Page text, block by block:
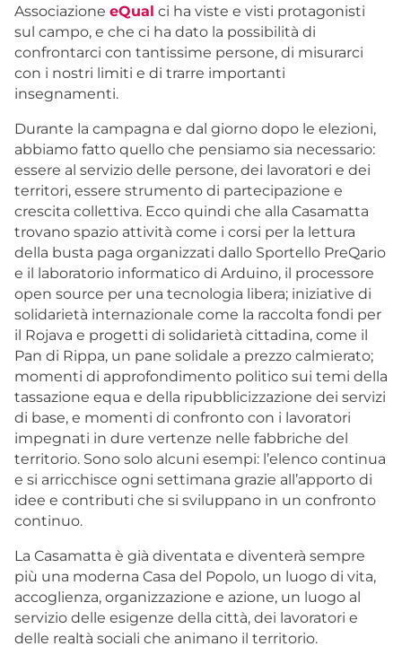
Associazione eQual ci ha viste e visti protagonisti
sul campo, e che ci ha dato la possibilità di
confrontarci con tantissime persone, di misurarci
con i nostri limiti e di trarre importanti
insegnamenti.
Durante la campagna e dal giorno dopo le elezioni,
abbiamo fatto quello che pensiamo sia necessario:
essere al servizio delle persone, dei lavoratori e dei
territori, essere strumento di partecipazione e
crescita collettiva. Ecco quindi che alla Casamatta
trovano spazio attività come i corsi per la lettura
della busta paga organizzati dallo Sportello PreQario
e il laboratorio informatico di Arduino, il processore
open source per una tecnologia libera; iniziative di
solidarietà internazionale come la raccolta fondi per
il Rojava e progetti di solidarietà cittadina, come il
Pan di Rippa, un pane solidale a prezzo calmierato;
momenti di approfondimento politico sui temi della
tassazione equa e della ripubblicizzazione dei servizi
di base, e momenti di confronto con i lavoratori
impegnati in dure vertenze nelle fabbriche del
territorio. Sono solo alcuni esempi: l’elenco continua
e si arricchisce ogni settimana grazie all’apporto di
idee e contributi che si sviluppano in un confronto
continuo.
La Casamatta è già diventata e diventerà sempre
più una moderna Casa del Popolo, un luogo di vita,
accoglienza, organizzazione e azione, un luogo al
servizio delle esigenze della città, dei lavoratori e
delle realtà sociali che animano il territorio.